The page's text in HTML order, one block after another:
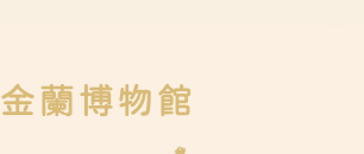
金蘭博物館